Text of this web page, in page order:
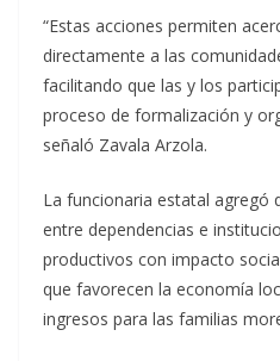
“Estas acciones permiten
directamente a las
facilitando que las y los
proceso de formalización y
señaló Zavala Arzola.
La funcionaria estatal agregó
entre dependencias e
productivos con impacto
que favorecen la economía
ingresos para las familias